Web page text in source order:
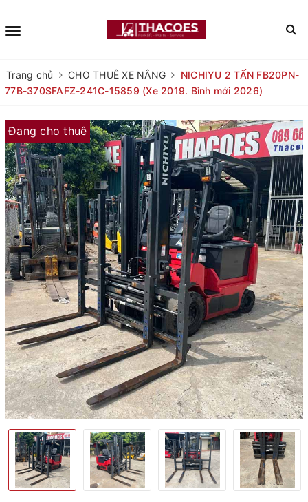
Trang chủ CHO THUÊ XE NÂNG
NICHIYU 2 TẤN FB20PN-
77B-370SFAFZ-241C-15859 (Xe 2019. Bình mới 2026)
Đang cho thuê